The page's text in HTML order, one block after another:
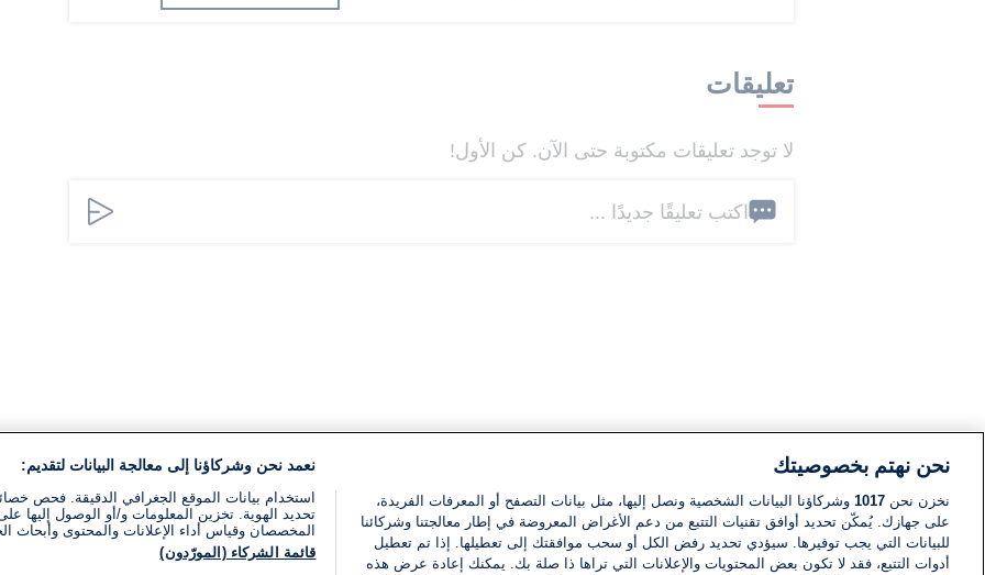
تعليقات
لا توجد تعليقات مكتوبة حتى الآن. كن الأول!
اكتب تعليقًا جديدًا ...
نحن نهتم بخصوصيتك
نخزن نحن 1017 وشركاؤنا البيانات الشخصية ونصل إليها، مثل بيانات التصفح أو المعرفات الفريدة،
على جهازك. يُمكّن تحديد أوافق تقنيات التتبع من دعم الأغراض المعروضة في إطار معالجتنا وشركائنا
للبيانات التي يجب توفيرها. سيؤدي تحديد رفض الكل أو سحب موافقتك إلى تعطيلها. إذا تم تعطيل
أدوات التتبع، فقد لا تكون بعض المحتويات والإعلانات التي تراها ذا صلة بك. يمكنك إعادة عرض هذه
نعمد نحن وشركاؤنا إلى معالجة البيانات لتقديم:
استخدام بيانات الموقع الجغرافي الدقيقة. فحص
تحديد الهوية. تخزين المعلومات و/أو الوصول إليها
المخصصان وقياس أداء الإعلانات والمحتوى وأبحاث
قائمة الشركاء (المورّدون)